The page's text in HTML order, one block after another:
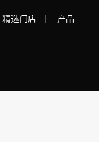
精选门店 产品